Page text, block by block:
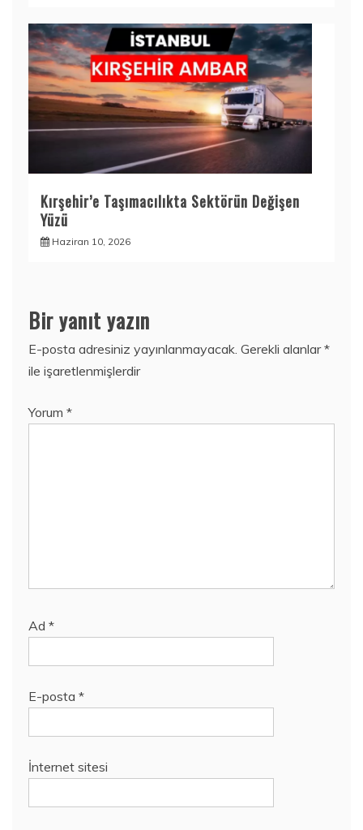
Kırşehir’e Taşımacılıkta Sektörün Değişen
Yüzü
Haziran 10, 2026
Bir yanıt yazın
E-posta adresiniz yayınlanmayacak. Gerekli alanlar*
ile işaretlenmişlerdir
Yorum *
Ad *
E-posta *
İnternet sitesi